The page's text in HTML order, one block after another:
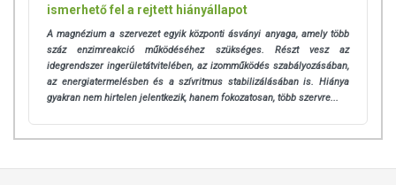
ismerhető fel a rejtett hiányállapot
A magnézium a szervezet egyik központi ásványi anyaga, amely több
száz enzimreakció működéséhez szükséges. Részt vesz az
idegrendszer ingerületátvitelében, az izomműködés szabályozásában,
az energiatermelésben és a szívritmus stabilizálásában is. Hiánya
gyakran nem hirtelen jelentkezik, hanem fokozatosan, több szervre...